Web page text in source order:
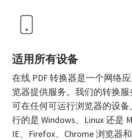
适用所有设备
在线 PDF 转换器是一个网络
览器提供服务。我们的转换
可在任何可运行浏览器的设
行的是 Windows、Linux 还是
IE、Firefox、Chrome 浏览器